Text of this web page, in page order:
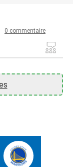
0 commentaire